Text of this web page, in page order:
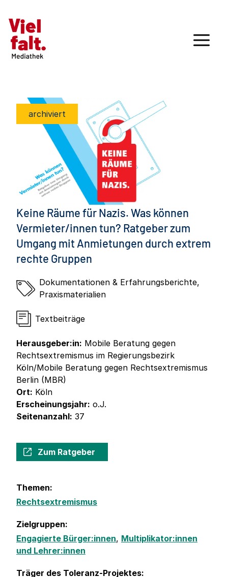
archiviert
Keine Räume für Nazis. Was können
Vermieter/innen tun? Ratgeber zum
Umgang mit Anmietungen durch extrem
rechte Gruppen
Dokumentationen & Erfahrungsberichte,
Praxismaterialien
Textbeiträge
Herausgeber:in: Mobile Beratung gegen
Rechtsextremismus im Regierungsbezirk
Köln/Mobile Beratung gegen Rechtsextremismus
Berlin (MBR)
Ort: Köln
Erscheinungsjahr: o.J.
Seitenanzahl: 37
Zum Ratgeber
Themen:
Rechtsextremismus
Zielgruppen:
Engagierte Bürger:innen, Multiplikator:innen
und Lehrer:innen
Träger des Toleranz-Projektes: